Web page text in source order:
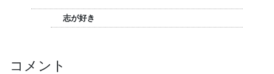
志が好き
コメント